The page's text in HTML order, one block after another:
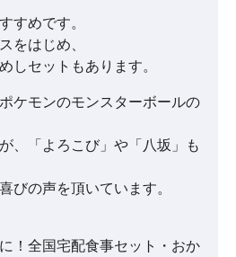
すめです。
をはじめ、
しセットもあります。
ケモンのモンスターボールの
、「よろこび」や「八坂」も
びの声を頂いています。
！全国宅配食事セット・おか